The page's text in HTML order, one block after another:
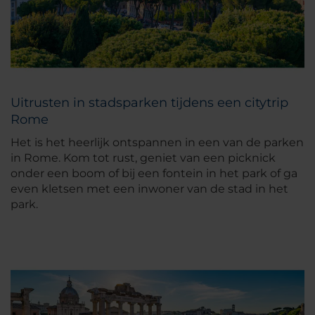
Uitrusten in stadsparken tijdens een citytrip
Rome
Het is het heerlijk ontspannen in een van de parken
in Rome. Kom tot rust, geniet van een picknick
onder een boom of bij een fontein in het park of ga
even kletsen met een inwoner van de stad in het
park.